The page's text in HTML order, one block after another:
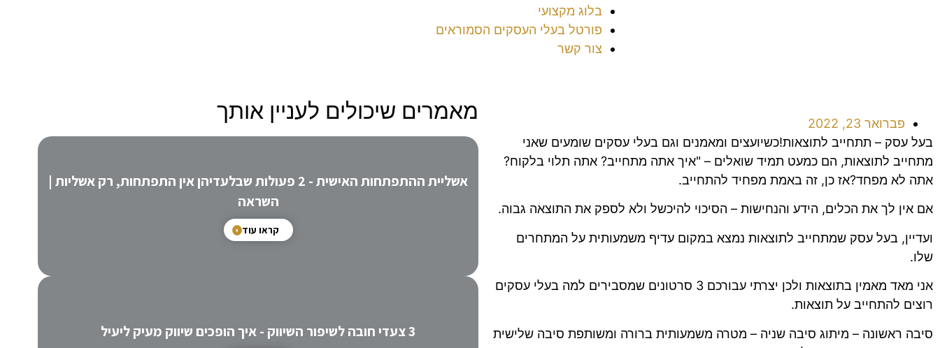
בלוג מקצועי
פורטל בעלי העסקים הסמוראים
צור קשר
פברואר 23, 2022
בעל עסק – תתחייב לתוצאות!כשיועצים ומאמנים וגם בעלי עסקים שומעים שאני
מתחייב לתוצאות, הם כמעט תמיד שואלים – "איך אתה מתחייב? אתה תלוי בלקוח?
אתה לא מפחד?אז כן, זה באמת מפחיד להתחייב.
אם אין לך את הכלים, הידע והנחישות – הסיכוי להיכשל ולא לספק את התוצאה גבוה.
ועדיין, בעל עסק שמתחייב לתוצאות נמצא במקום עדיף משמעותית על המתחרים
שלו.
אני מאד מאמין בתוצאות ולכן יצרתי עבורכם 3 סרטונים שמסבירים למה בעלי עסקים
רוצים להתחייב על תוצאות.
סיבה ראשונה – מיתוג סיבה שניה – מטרה משמעותית ברורה ומשותפת סיבה שלישית
מאמרים שיכולים לעניין אותך
אשליית ההתפתחות האישית - 2 פעולות שבלעדיהן אין התפתחות, רק אשליות |
השראה
קראו עוד
3 צעדי חובה לשיפור השיווק - איך הופכים שיווק מעיק ליעיל